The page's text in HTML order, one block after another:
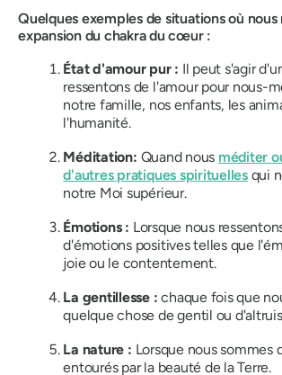
Quelques exemples de situations où nous
expansion du chakra du cœur :
État d'amour pur : Il peut s'agir
ressentons de l'amour pour nous-
notre famille, nos enfants, les
l'humanité.
Méditation: Quand nous méditer
d'autres pratiques spirituellesqui
notre Moi supérieur.
Émotions : Lorsque nous
d'émotions positives telles que
joie ou le contentement.
La gentillesse :chaque fois que
quelque chose de gentil ou
La nature : Lorsque nous sommes
entourés par la beauté de la Terre.